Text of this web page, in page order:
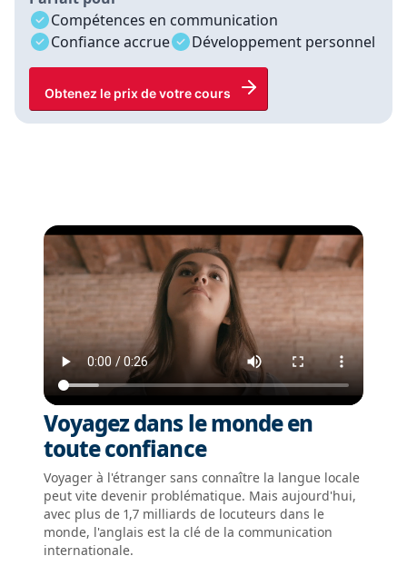
Compétences en communication
Confiance accrue
Développement personnel
Obtenez le prix de votre cours
Voyagez dans le monde en
toute confiance
Voyager à l'étranger sans connaître la langue locale
peut vite devenir problématique. Mais aujourd'hui,
avec plus de 1,7 milliards de locuteurs dans le
monde, l'anglais est la clé de la communication
internationale.